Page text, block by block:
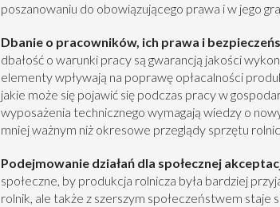
poszanowaniu do obowiązującego prawa i w jego
Dbanie o pracowników, ich prawa i
dbałość o warunki pracy są gwarancją jakości
elementy wpływają na poprawę opłacalności
jakie może się pojawić się podczas pracy w
wyposażenia technicznego wymagają wiedzy o
mniej ważnym niż okresowe przeglądy sprzętu
Podejmowanie działań dla społecznej
społeczne, by produkcja rolnicza była bardziej
rolnik, ale także z szerszym społeczeństwem staje